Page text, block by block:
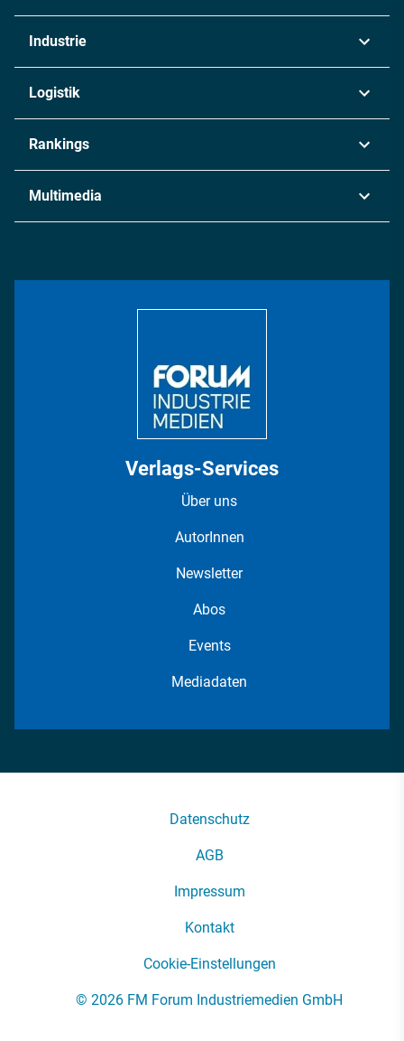
Industrie
Chemie
Metall
Energie
Logistik
Rankings
Multimedia
Verlags-Services
Über uns
AutorInnen
Newsletter
Abos
Events
Mediadaten
Datenschutz
AGB
Impressum
Kontakt
Cookie-Einstellungen
© 2026 FM Forum Industriemedien GmbH